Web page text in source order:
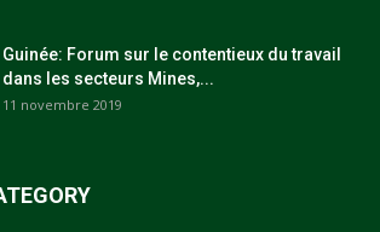
Guinée: Forum sur le contentieux du travail
dans les secteurs Mines,...
11 novembre 2019